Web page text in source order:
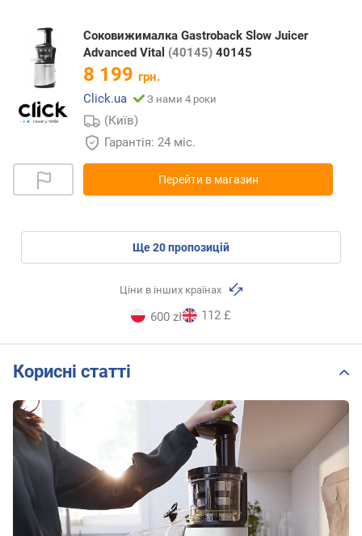
Соковижималка Gastroback Slow Juicer
Advanced Vital (40145) 40145
8 199 грн.
Click.ua
З нами 4 роки
(Київ)
Гарантія: 24 міс.
Перейти в магазин
ще20пропозицій
Ціни в інших країнах
600 zł 112 £
Корисні статті